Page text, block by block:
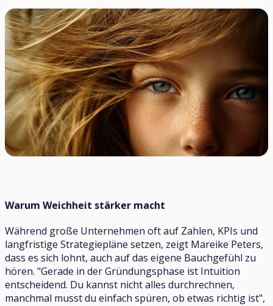
Warum Weichheit stärker macht
Während große Unternehmen oft auf Zahlen, KPIs und
langfristige Strategiepläne setzen, zeigt Mareike Peters,
dass es sich lohnt, auch auf das eigene Bauchgefühl zu
hören. "Gerade in der Gründungsphase ist Intuition
entscheidend. Du kannst nicht alles durchrechnen,
manchmal musst du einfach spüren, ob etwas richtig ist",